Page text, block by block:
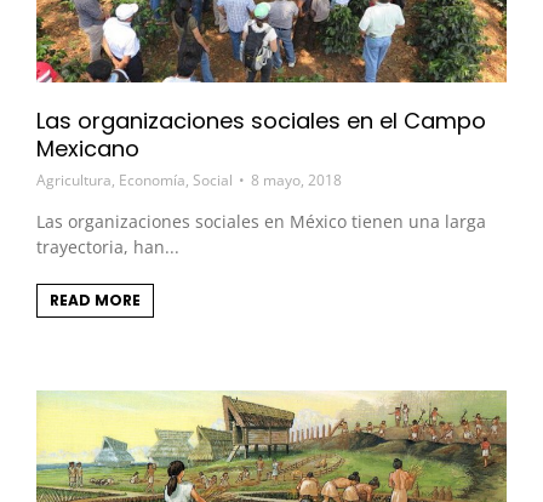
Las organizaciones sociales en el Campo
Mexicano
Agricultura, Economía, Social 8 mayo, 2018
Las organizaciones sociales en México tienen una larga
trayectoria, han...
READ MORE